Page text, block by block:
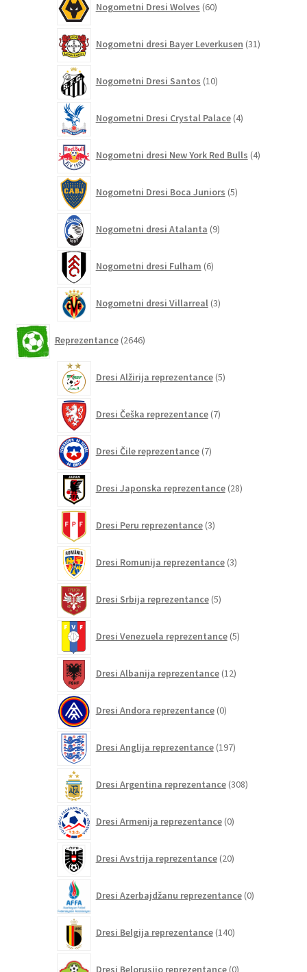
Nogometni Dresi Wolves 60izdelkov
Nogometni dresi Bayer Leverkusen 31izdelkov
Nogometni Dresi Santos 10izdelkov
Nogometni Dresi Crystal Palace 4izdelki
Nogometni dresi New York Red Bulls 4izdelki
Nogometni Dresi Boca Juniors 5izdelkov
Nogometni dresi Atalanta 9izdelkov
Nogometni dresi Fulham 6izdelkov
Nogometni dresi Villarreal 3izdelki
Reprezentance 2646izdelkov
Dresi Alžirija reprezentance 5izdelkov
Dresi Češka reprezentance 7izdelkov
Dresi Čile reprezentance 7izdelkov
Dresi Japonska reprezentance 28izdelkov
Dresi Peru reprezentance 3izdelki
Dresi Romunija reprezentance 3izdelki
Dresi Srbija reprezentance 5izdelkov
Dresi Venezuela reprezentance 5izdelkov
Dresi Albanija reprezentance 12izdelkov
Dresi Andora reprezentance 0izdelkov
Dresi Anglija reprezentance 197izdelkov
Dresi Argentina reprezentance 308izdelkov
Dresi Armenija reprezentance 0izdelkov
Dresi Avstrija reprezentance 20izdelkov
Dresi Azerbajdžanu reprezentance 0izdelkov
Dresi Belgija reprezentance 140izdelkov
Dresi Belorusijo reprezentance 0